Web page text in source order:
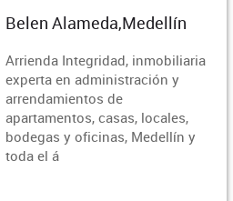
Belen Alameda,Medellín
Arrienda Integridad, inmobiliaria
experta en administración y
arrendamientos de
apartamentos, casas, locales,
bodegas y oficinas, Medellín y
toda el á